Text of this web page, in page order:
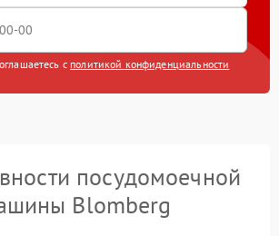
с политикой конфиденциальности
посудомоечной
Blomberg